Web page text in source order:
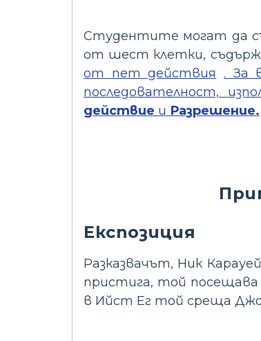
Студентите могат да
от шест клетки,
от пет действия . За
последователност,
действие и Разрешение.
Експозиция
Разказвачът, Ник
пристига, той посещава
в Ийст Ег той среща